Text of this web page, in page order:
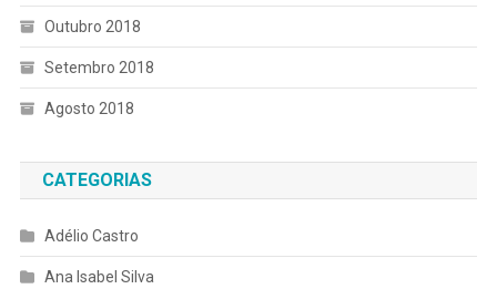
Outubro 2018
Setembro 2018
Agosto 2018
CATEGORIAS
Adélio Castro
Ana Isabel Silva